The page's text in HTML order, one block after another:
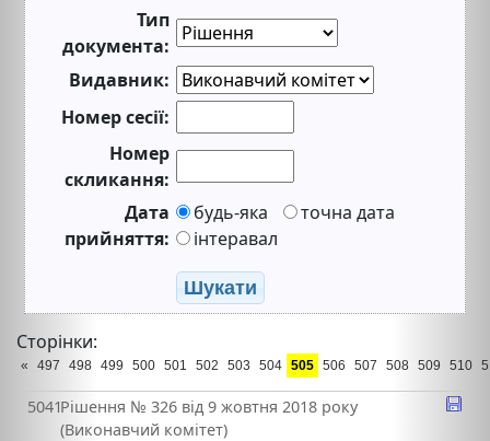
Тип
документа:
Видавник:
Номер сесії:
Номер
скликання:
Дата
прийняття:
будь-яка
точна дата
інтеравал
Шукати
Сторінки:
« 497 498 499 500 501 502 503 504 505 506 507 508 509 510
5041Рішення № 326 від 9 жовтня 2018 року
(Виконавчий комітет)